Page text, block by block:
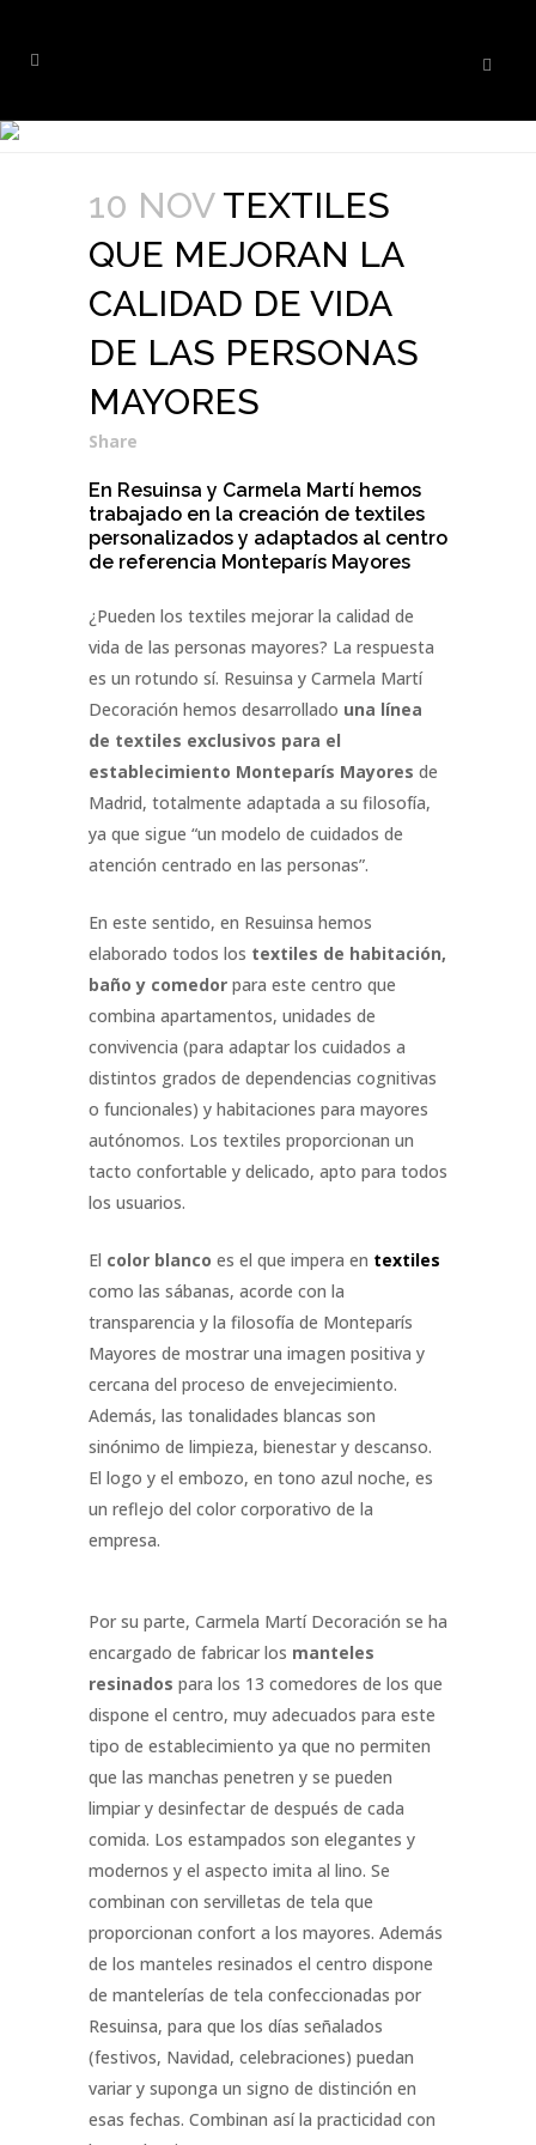
10 NOVTEXTILES
QUE MEJORAN LA
CALIDAD DE VIDA
DE LAS PERSONAS
MAYORES
Share
En Resuinsa y Carmela Martí hemos
trabajado en la creación de textiles
personalizados y adaptados al centro
de referencia Monteparís Mayores
¿Pueden los textiles mejorar la calidad de
vida de las personas mayores? La respuesta
es un rotundo sí. Resuinsa y Carmela Martí
Decoración hemos desarrollado una línea
de textiles exclusivos para el
establecimiento Monteparís Mayores de
Madrid, totalmente adaptada a su filosofía,
ya que sigue “un modelo de cuidados de
atención centrado en las personas”.
En este sentido, en Resuinsa hemos
elaborado todos los textiles de habitación,
baño y comedor para este centro que
combina apartamentos, unidades de
convivencia (para adaptar los cuidados a
distintos grados de dependencias cognitivas
o funcionales) y habitaciones para mayores
autónomos. Los textiles proporcionan un
tacto confortable y delicado, apto para todos
los usuarios.
El color blanco es el que impera en textiles
como las sábanas, acorde con la
transparencia y la filosofía de Monteparís
Mayores de mostrar una imagen positiva y
cercana del proceso de envejecimiento.
Además, las tonalidades blancas son
sinónimo de limpieza, bienestar y descanso.
El logo y el embozo, en tono azul noche, es
un reflejo del color corporativo de la
empresa.
Por su parte, Carmela Martí Decoración se ha
encargado de fabricar los manteles
resinados para los 13 comedores de los que
dispone el centro, muy adecuados para este
tipo de establecimiento ya que no permiten
que las manchas penetren y se pueden
limpiar y desinfectar de después de cada
comida. Los estampados son elegantes y
modernos y el aspecto imita al lino. Se
combinan con servilletas de tela que
proporcionan confort a los mayores. Además
de los manteles resinados el centro dispone
de mantelerías de tela confeccionadas por
Resuinsa, para que los días señalados
(festivos, Navidad, celebraciones) puedan
variar y suponga un signo de distinción en
esas fechas. Combinan así la practicidad con